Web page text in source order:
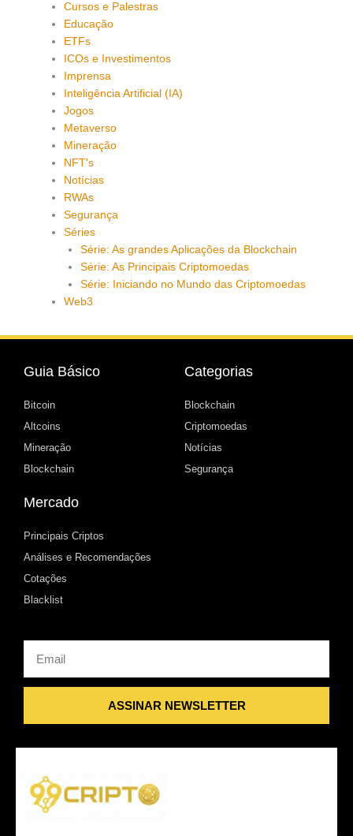
Cursos e Palestras
Educação
ETFs
ICOs e Investimentos
Imprensa
Inteligência Artificial (IA)
Jogos
Metaverso
Mineração
NFT's
Notícias
RWAs
Segurança
Séries
Série: As grandes Aplicações da Blockchain
Série: As Principais Criptomoedas
Série: Iniciando no Mundo das Criptomoedas
Web3
Guia Básico
Bitcoin
Altcoins
Mineração
Blockchain
Categorias
Blockchain
Criptomoedas
Notícias
Segurança
Mercado
Principais Criptos
Análises e Recomendações
Cotações
Blacklist
ASSINAR NEWSLETTER